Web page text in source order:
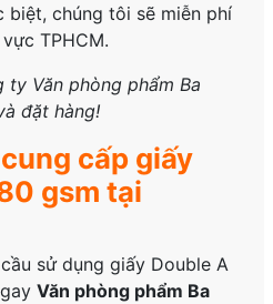
biệt, chúng tôi sẽ miễn phí
TPHCM.
ty Văn phòng phẩm Ba
đặt hàng!
cấp giấy
gsm tại
sử dụng giấy Double A
Văn phòng phẩm Ba